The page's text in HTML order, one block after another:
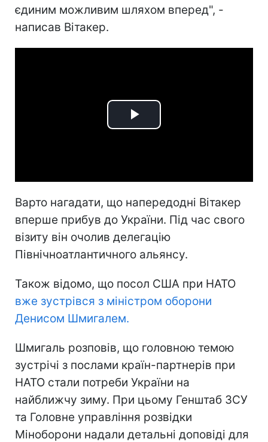
єдиним можливим шляхом вперед", -
написав Вітакер.
Play
Варто нагадати, що напередодні Вітакер
вперше прибув до України. Під час свого
візиту він очолив делегацію
Північноатлантичного альянсу.
Також відомо, що посол США при НАТО
вже зустрівся з міністром оборони
Денисом Шмигалем.
Шмигаль розповів, що головною темою
зустрічі з послами країн-партнерів при
НАТО стали потреби України на
найближчу зиму. При цьому Генштаб ЗСУ
та Головне управління розвідки
Міноборони надали детальні доповіді для